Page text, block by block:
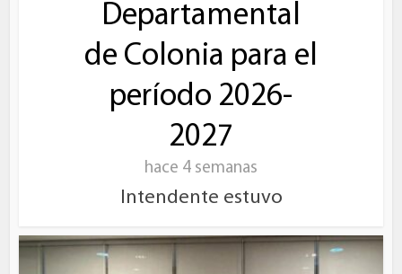
Departamental
de Colonia para el
período 2026-
2027
hace 4 semanas
Intendente estuvo